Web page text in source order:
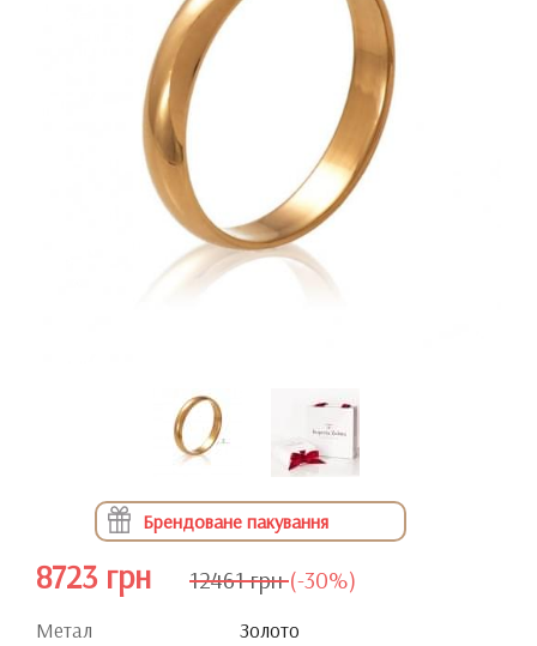
Брендоване пакування
8723 грн 12461 грн (-30%)
Метал
Золото